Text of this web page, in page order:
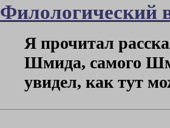
Филологический
Я прочитал
Шмида, самого
увидел, как тут